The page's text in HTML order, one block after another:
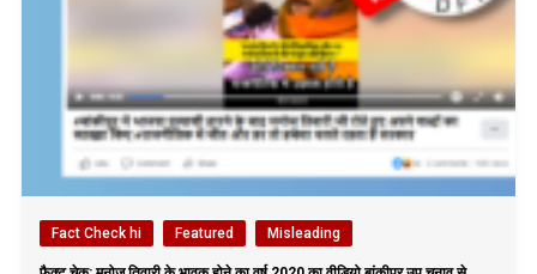
Fact Check hi Featured Misleading